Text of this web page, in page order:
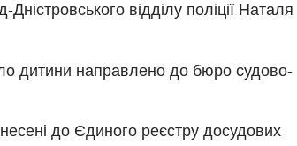
відділу поліції Наталя
дитини направлено до бюро судово-
до Єдиного реєстру досудових